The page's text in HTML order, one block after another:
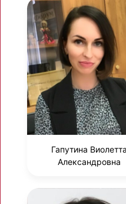
Гапутина Виолетта
Александровна